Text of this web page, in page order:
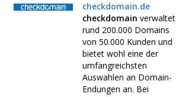
checkdomain.de
checkdomain verwaltet
rund 200.000 Domains
von 50.000 Kunden und
bietet wohl eine der
umfangreichsten
Auswahlen an Domain-
Endungen an. Bei